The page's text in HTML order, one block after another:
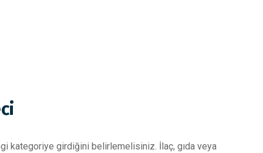
kategoriye girdiğini belirlemelisiniz. İlaç, gıda veya